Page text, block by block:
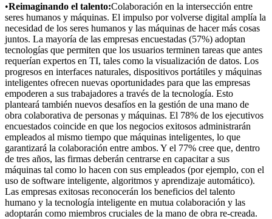
•Reimaginando el talento:Colaboración en la intersección entre
seres humanos y máquinas. El impulso por volverse digital amplía la
necesidad de los seres humanos y las máquinas de hacer más cosas
juntos. La mayoría de las empresas encuestadas (57%) adoptan
tecnologías que permiten que los usuarios terminen tareas que antes
requerían expertos en TI, tales como la visualización de datos. Los
progresos en interfaces naturales, dispositivos portátiles y máquinas
inteligentes ofrecen nuevas oportunidades para que las empresas
empoderen a sus trabajadores a través de la tecnología. Esto
planteará también nuevos desafíos en la gestión de una mano de
obra colaborativa de personas y máquinas. El 78% de los ejecutivos
encuestados coincide en que los negocios exitosos administrarán
empleados al mismo tiempo que máquinas inteligentes, lo que
garantizará la colaboración entre ambos. Y el 77% cree que, dentro
de tres años, las firmas deberán centrarse en capacitar a sus
máquinas tal como lo hacen con sus empleados (por ejemplo, con el
uso de software inteligente, algoritmos y aprendizaje automático).
Las empresas exitosas reconocerán los beneficios del talento
humano y la tecnología inteligente en mutua colaboración y las
adoptarán como miembros cruciales de la mano de obra re-creada.